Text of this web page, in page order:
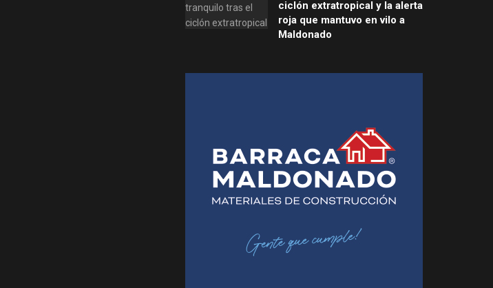
ciclón extratropical y la alerta
roja que mantuvo en vilo a
Maldonado